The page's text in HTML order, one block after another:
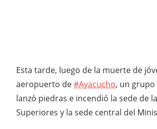
Esta tarde, luego de la muerte de
aeropuerto de#Ayacucho, un
lanzó piedras e incendió la sede de
Superiores y la sede central del